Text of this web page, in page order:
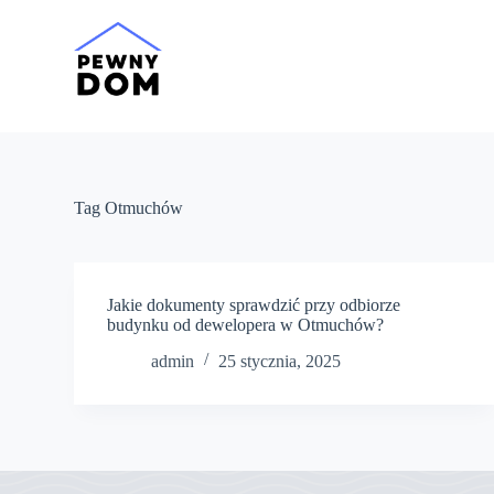
Tag Otmuchów
Jakie dokumenty sprawdzić przy odbiorze
budynku od dewelopera w Otmuchów?
admin
25 stycznia, 2025